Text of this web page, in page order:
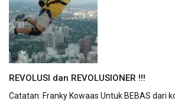
REVOLUSI dan REVOLUSIONER !!!
Catatan: Franky Kowaas Untuk BEBAS dari